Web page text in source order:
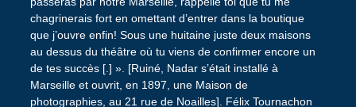
chagrinerais fort en omettant d’entrer dans la boutique
que j’ouvre enfin! Sous une huitaine juste deux maisons
au dessus du théâtre où tu viens de confirmer encore un
de tes succès [.] ». [Ruiné, Nadar s’était installé à
Marseille et ouvrit, en 1897, une Maison de
photographies, au 21 rue de Noailles]. Félix Tournachon